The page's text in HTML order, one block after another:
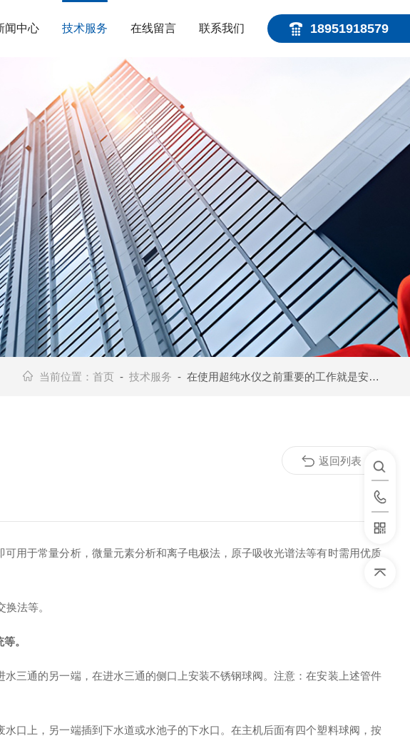
18951918579
闻中心 技术服务 在线留言 联系我们
当前位置：首页 -技术服务 - 在使用超纯水仪之前重要的工作就是安装调试了
于常量分析，微量元素分析和离子电极法，原子吸收光谱法等有时需用优质
法等。
。
通的另一端，在进水三通的侧口上安装不锈钢球阀。注意：在安装上述管件
上，另一端插到下水道或水池子的下水口。在主机后面有四个塑料球阀，按
返回列表